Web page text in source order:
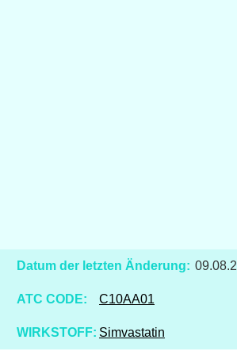
Datum der letzten Änderung:
ATC CODE: C10AA01
WIRKSTOFF: Simvastatin